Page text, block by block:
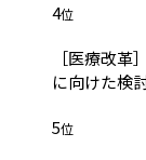
4位
［医療改
に向けた検
5位